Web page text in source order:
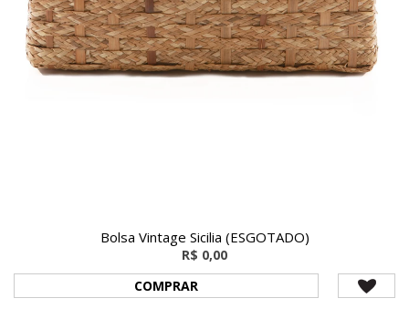
Bolsa Vintage Sicilia (ESGOTADO)
R$ 0,00
COMPRAR